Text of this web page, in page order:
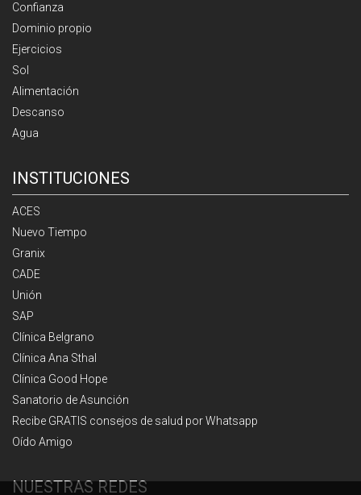
Confianza
Dominio propio
Ejercicios
Sol
Alimentación
Descanso
Agua
INSTITUCIONES
ACES
Nuevo Tiempo
Granix
CADE
Unión
SAP
Clínica Belgrano
Clínica Ana Sthal
Clínica Good Hope
Sanatorio de Asunción
Recibe GRATIS consejos de salud por Whatsapp
Oído Amigo
NUESTRAS REDES